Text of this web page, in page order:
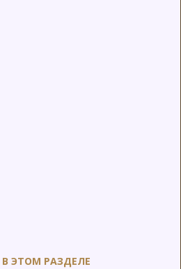
В ЭТОМ РАЗДЕЛЕ